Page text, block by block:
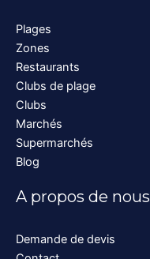
Plages
Zones
Restaurants
Clubs de plage
Clubs
Marchés
Supermarchés
Blog
A propos de nous
Demande de devis